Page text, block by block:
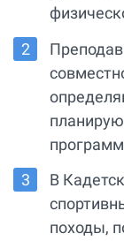
В
походы,